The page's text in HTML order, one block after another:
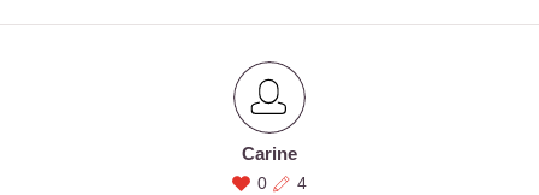
Carine
0 4